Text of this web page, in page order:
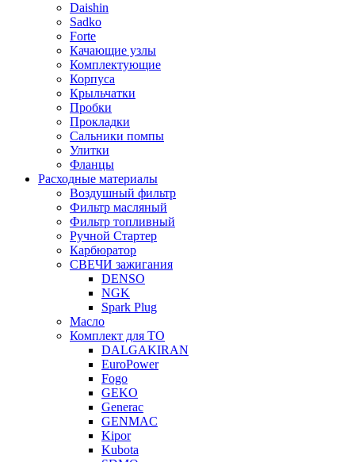
Daishin
Sadko
Forte
Качающие узлы
Комплектующие
Корпуса
Крыльчатки
Пробки
Прокладки
Сальники помпы
Улитки
Фланцы
Расходные материалы
Воздушный фильтр
Фильтр масляный
Фильтр топливный
Ручной Стартер
Карбюратор
СВЕЧИ зажигания
DENSO
NGK
Spark Plug
Масло
Комплект для ТО
DALGAKIRAN
EuroPower
Fogo
GEKO
Generac
GENMAC
Kipor
Kubota